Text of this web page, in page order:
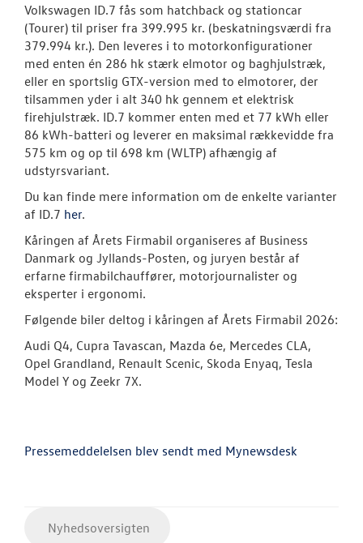
Volkswagen ID.7 fås som hatchback og stationcar
(Tourer) til priser fra 399.995 kr. (beskatningsværdi fra
379.994 kr.). Den leveres i to motorkonfigurationer
med enten én 286 hk stærk elmotor og baghjulstræk,
eller en sportslig GTX-version med to elmotorer, der
tilsammen yder i alt 340 hk gennem et elektrisk
firehjulstræk. ID.7 kommer enten med et 77 kWh eller
86 kWh-batteri og leverer en maksimal rækkevidde fra
575 km og op til 698 km (WLTP) afhængig af
udstyrsvariant.
Du kan finde mere information om de enkelte varianter
af ID.7 her.
Kåringen af Årets Firmabil organiseres af Business
Danmark og Jyllands-Posten, og juryen består af
erfarne firmabilchauffører, motorjournalister og
eksperter i ergonomi.
Følgende biler deltog i kåringen af Årets Firmabil 2026:
Audi Q4, Cupra Tavascan, Mazda 6e, Mercedes CLA,
Opel Grandland, Renault Scenic, Skoda Enyaq, Tesla
Model Y og Zeekr 7X.
Pressemeddelelsen blev sendt med Mynewsdesk
Nyhedsoversigten